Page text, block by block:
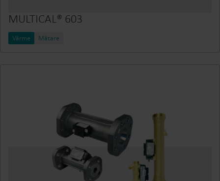
MULTICAL® 603
Värme Mätare